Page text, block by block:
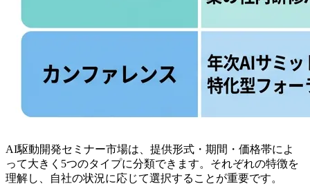
AI駆動開発セミナー市場は、提供形式・期間・価格帯によ
って大きく5つのタイプに分類できます。それぞれの特徴を
理解し、自社の状況に応じて選択することが重要です。